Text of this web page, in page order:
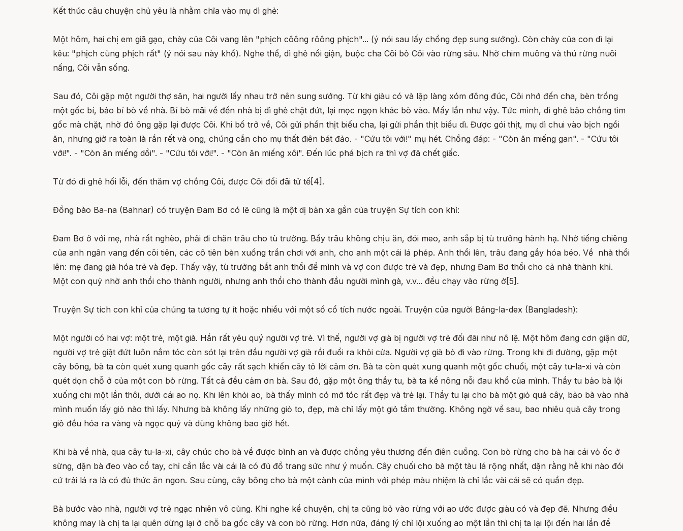
Kết thúc câu chuyện chủ yêu là nhằm chĩa vào mụ dì ghẻ:
Một hôm, hai chị em giã gạo, chày của Côi vang lên "phịch côông rôông phịch"... (ý nói sau lấy chồng đẹp sung sướng). Còn chày của con dì lại
kêu: "phịch cùng phịch rất" (ý nói sau này khổ). Nghe thế, dì ghẻ nổi giận, buộc cha Côi bỏ Côi vào rừng sâu. Nhờ chim muông và thú rừng nuôi
nấng, Côi vẫn sống.
Sau đó, Côi gặp một người thợ săn, hai người lấy nhau trở nên sung sướng. Từ khi giàu có và lập làng xóm đông đúc, Côi nhớ đến cha, bèn trồng
một gốc bí, bảo bí bò về nhà. Bí bò mãi về đến nhà bị dì ghẻ chặt đứt, lại mọc ngọn khác bò vào. Mấy lần như vậy. Tức mình, dì ghẻ bảo chồng tìm
gốc mà chặt, nhờ đó ông gặp lại được Côi. Khi bố trở về, Côi gửi phần thịt biếu cha, lại gửi phần thịt biếu dì. Được gói thịt, mụ dì chui vào bịch ngồi
ăn, nhưng giở ra toàn là rắn rết và ong, chúng cắn cho mụ thất điên bát đảo. - "Cứu tôi với!" mụ hét. Chồng đáp: - "Còn ăn miếng gan". - "Cứu tôi
với!". - "Còn ăn miếng dồi". - "Cứu tôi với!". - "Còn ăn miếng xôi". Đến lúc phá bịch ra thì vợ đã chết giấc.
Từ đó dì ghẻ hối lỗi, đến thăm vợ chồng Côi, được Côi đối đãi tử tế[4].
Đồng bào Ba-na (Bahnar) có truyện Đam Bơ có lẽ cũng là một dị bản xa gần của truyện Sự tích con khỉ:
Đam Bơ ở với mẹ, nhà rất nghèo, phải đi chăn trâu cho tù trưởng. Bầy trâu không chịu ăn, đói meo, anh sắp bị tù trưởng hành hạ. Nhờ tiếng chiêng
của anh ngân vang đến cõi tiên, các cô tiên bèn xuống trần chơi với anh, cho anh một cái lá phép. Anh thổi lên, trâu đang gầy hóa béo. Về nhà thổi
lên: mẹ đang già hóa trẻ và đẹp. Thấy vậy, tù trưởng bắt anh thổi để mình và vợ con được trẻ và đẹp, nhưng Đam Bơ thổi cho cả nhà thành khỉ.
Một con quỷ nhờ anh thổi cho thành người, nhưng anh thổi cho thành đầu người mình gà, v.v... đều chạy vào rừng ở[5].
Truyện Sự tích con khỉ của chúng ta tương tự ít hoặc nhiều với một số cổ tích nước ngoài. Truyện của người Băng-la-dex (Bangladesh):
Một người có hai vợ: một trẻ, một già. Hắn rất yêu quý người vợ trẻ. Vì thế, người vợ già bị người vợ trẻ đối đãi như nô lệ. Một hôm đang cơn giận dữ,
người vợ trẻ giật đứt luôn nắm tóc còn sót lại trên đầu người vợ già rồi đuổi ra khỏi cửa. Người vợ già bỏ đi vào rừng. Trong khi đi đường, gặp một
cây bông, bà ta còn quét xung quanh gốc cây rất sạch khiến cây tỏ lời cảm ơn. Bà ta còn quét xung quanh một gốc chuối, một cây tu-la-xi và còn
quét dọn chỗ ở của một con bò rừng. Tất cả đều cảm ơn bà. Sau đó, gặp một ông thầy tu, bà ta kể nông nỗi đau khổ của mình. Thầy tu bảo bà lội
xuống chi một lần thôi, dưới cái ao nọ. Khi lên khỏi ao, bà thấy mình có mớ tóc rất đẹp và trẻ lại. Thầy tu lại cho bà một giỏ quả cây, bảo bà vào nhà
mình muốn lấy giỏ nào thì lấy. Nhưng bà không lấy những giỏ to, đẹp, mà chỉ lấy một giỏ tầm thường. Không ngờ về sau, bao nhiêu quả cây trong
giỏ đều hóa ra vàng và ngọc quý và dùng không bao giờ hết.
Khi bà về nhà, qua cây tu-la-xi, cây chúc cho bà về được bình an và được chồng yêu thương đến điên cuồng. Con bò rừng cho bà hai cái vỏ ốc ở
sừng, dặn bà đeo vào cổ tay, chỉ cần lắc vài cái là có đủ đồ trang sức như ý muốn. Cây chuối cho bà một tàu lá rộng nhất, dặn rằng hễ khi nào đói
cứ trải lá ra là có đủ thức ăn ngon. Sau cùng, cây bông cho bà một cành của mình với phép màu nhiệm là chỉ lắc vài cái sẽ có quần đẹp.
Bà bước vào nhà, người vợ trẻ ngạc nhiên vô cùng. Khi nghe kể chuyện, chị ta cũng bỏ vào rừng với ao ước được giàu có và đẹp đẽ. Nhưng điều
không may là chị ta lại quên dừng lại ở chỗ ba gốc cây và con bò rừng. Hơn nữa, đáng lý chỉ lội xuống ao một lần thì chị ta lại lội đến hai lần để